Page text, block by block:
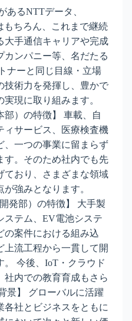
あるNTTデータ、
もちろん、これまで継続
大手通信キャリアや完成
カンパニー等、名だたる
ナーと同じ目線・立場
技術力を発揮し、豊かで
現に取り組みます。
部）の特徴】 車載、自
ィサービス、医療検査機
、一つの事業に留まらず
す。そのため社内でも先
ており、さまざまな領域
強みとなります。
発部）の特徴】 大手製
ステム、EV電池システ
の案件における組み込
上流工程から一貫して開
今後、IoT・クラウド
社内での教育育成もさら
景】 グローバルに活躍
各社とビジネスをともに